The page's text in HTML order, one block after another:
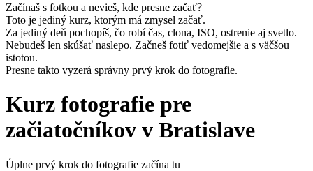
Začínaš s fotkou a nevieš, kde presne začať?
Toto je jediný kurz, ktorým má zmysel začať.
Za jediný deň pochopíš, čo robí čas, clona, ISO, ostrenie aj svetlo.
Nebudeš len skúšať naslepo. Začneš fotiť vedomejšie a s väčšou
istotou.
Presne takto vyzerá správny prvý krok do fotografie.
Kurz fotografie pre
začiatočníkov v Bratislave
Úplne prvý krok do fotografie začína tu